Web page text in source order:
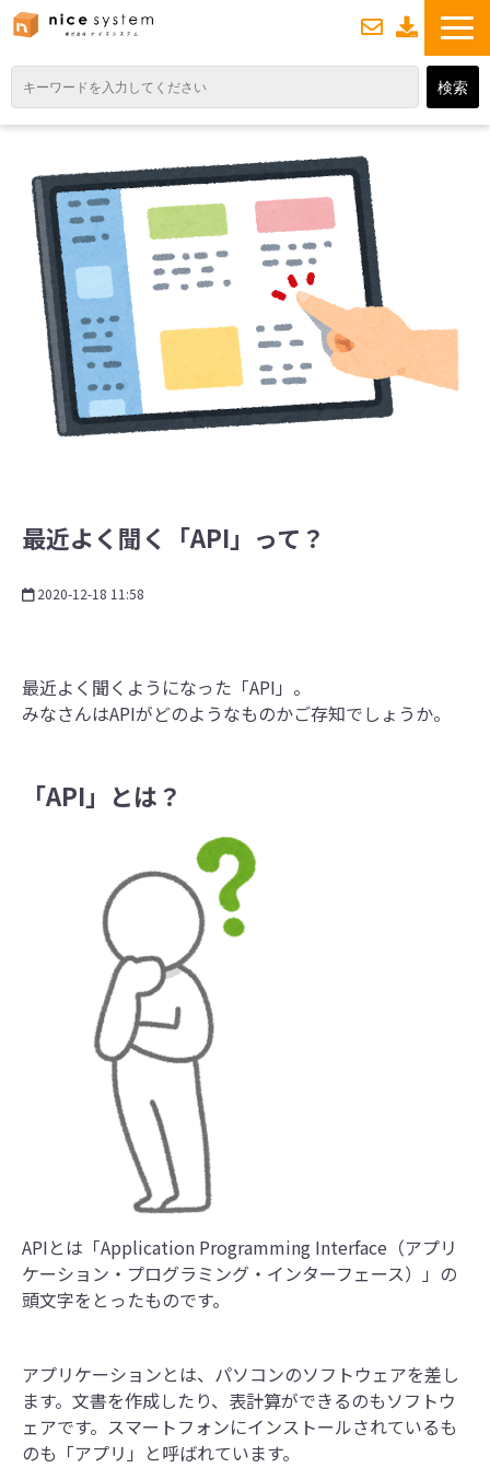
サービス紹介
業務DXソリューション
業務から探す
導入事例
業務のお悩みスッキリ通信
よくあるご質問
最近よく聞く「API」って？
2020-12-18 11:58
最近よく聞くようになった「API」。
みなさんはAPIがどのようなものかご存知でしょうか。
「API」とは？
APIとは「Application Programming Interface（アプリ
ケーション・プログラミング・インターフェース）」の
頭文字をとったものです。
アプリケーションとは、パソコンのソフトウェアを差し
ます。文書を作成したり、表計算ができるのもソフトウ
ェアです。スマートフォンにインストールされているも
のも「アプリ」と呼ばれています。